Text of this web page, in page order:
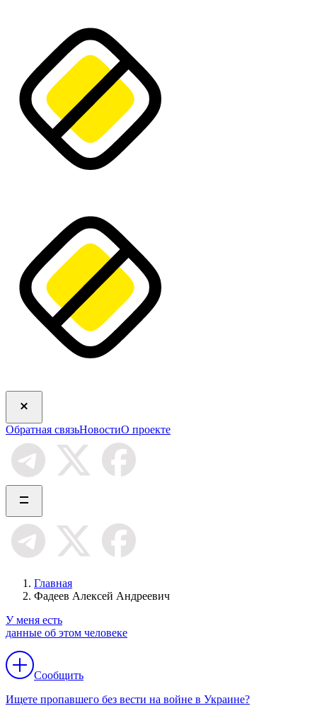
Обратная связьНовостиО проекте
Главная
Фадеев Алексей Андреевич
У меня есть
данные об этом человеке
Сообщить
Ищете пропавшего без вести на войне в Украине?